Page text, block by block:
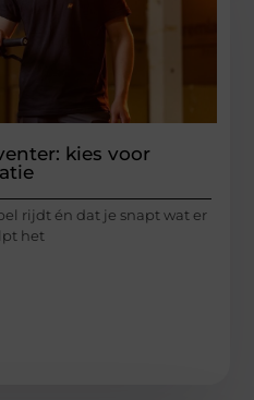
kies voor
rijdt én dat je snapt wat er
het